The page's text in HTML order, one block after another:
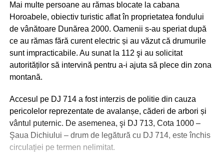
Mai multe persoane au rămas blocate la cabana
Horoabele, obiectiv turistic aflat în proprietatea fondului
de vânătoare Dunărea 2000. Oamenii s-au speriat după
ce au rămas fără curent electric și au văzut că drumurile
sunt impracticabile. Au sunat la 112 şi au solicitat
autorităților să intervină pentru a-i ajuta să plece din zona
montană.
Accesul pe DJ 714 a fost interzis de politie din cauza
pericolelor reprezentate de avalanșe, căderi de arbori și
vântul puternic. De asemenea, şi DJ 713, Cota 1000 –
Şaua Dichiului – drum de legătură cu DJ 714, este închis
circulaţiei pe termen nelimitat.